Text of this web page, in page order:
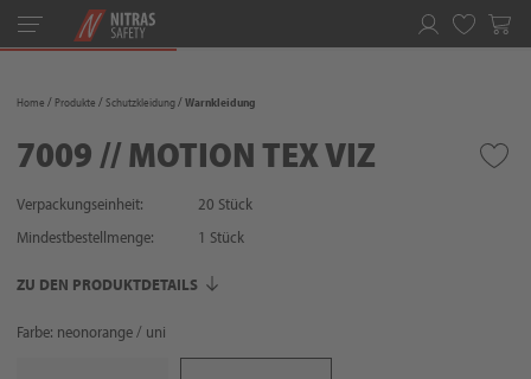
Toggle
navigation
Home Produkte Schutzkleidung Warnkleidung
7009 // MOTION TEX VIZ
Verpackungseinheit:
20 Stück
Mindestbestellmenge:
1 Stück
ZU DEN PRODUKTDETAILS
Farbe: neonorange / uni